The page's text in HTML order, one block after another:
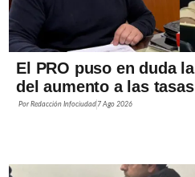
El PRO puso en duda
del aumento a las
PorRedacción Infociudad 7 Ago 2026